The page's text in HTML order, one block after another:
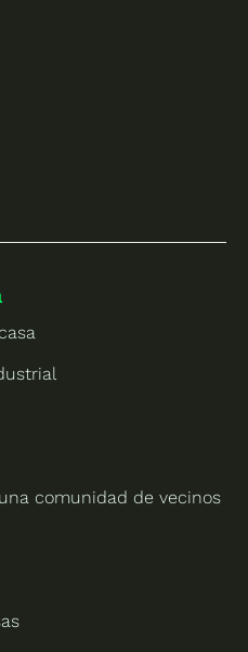
comunidad de vecinos